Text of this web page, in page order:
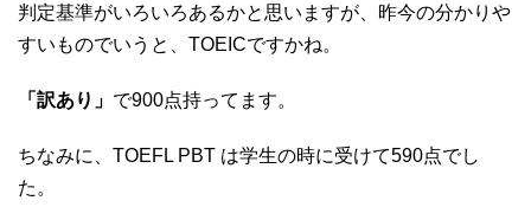
判定基準がいろいろあるかと思いますが、昨今の分かりや
すいものでいうと、TOEICですかね。
「訳あり」 で900点持ってます。
ちなみに、TOEFL PBT は学生の時に受けて590点でし
た。